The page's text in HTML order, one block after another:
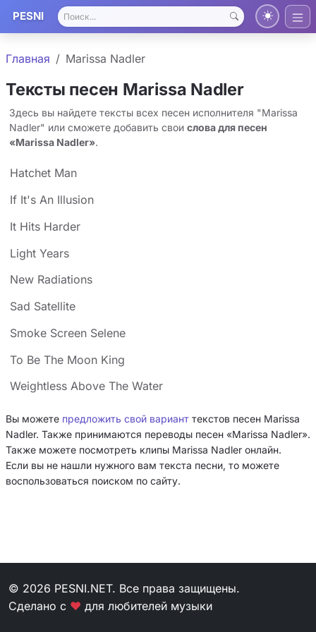
PESNI
Главная Marissa Nadler
Тексты песен Marissa Nadler
Здесь вы найдете тексты всех песен исполнителя "Marissa
Nadler" или сможете добавить свои слова для песен
«Marissa Nadler».
Hatchet Man
If It's An Illusion
It Hits Harder
Light Years
New Radiations
Sad Satellite
Smoke Screen Selene
To Be The Moon King
Weightless Above The Water
Вы можете предложить свой вариант текстов песен Marissa
Nadler. Также принимаются переводы песен «Marissa Nadler».
Также можете посмотреть клипы Marissa Nadler онлайн.
Если вы не нашли нужного вам текста песни, то можете
воспользоваться поиском по сайту.
© 2026 PESNI.NET. Все права защищены.
Сделано с ❤ для любителей музыки